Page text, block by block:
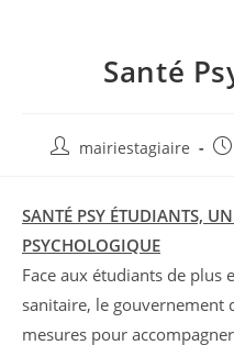
Santé
Auteur/autrice
publication :
mairiestagiaire
SANTÉ PSY ÉTUDIANTS,
PSYCHOLOGIQUE
Face aux étudiants de plus
sanitaire, le gouvernement
mesures pour